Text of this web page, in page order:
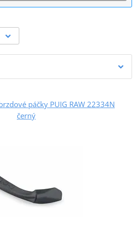
páčky PUIG RAW 22334N
černý